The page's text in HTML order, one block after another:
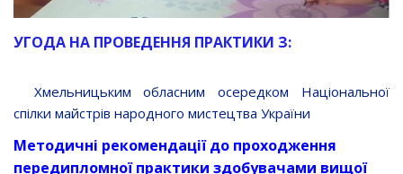
УГОДА НА ПРОВЕДЕННЯ ПРАКТИКИ З:
Хмельницьким обласним осередком Національної
спілки майстрів народного мистецтва України
Методичні рекомендації до проходження
передипломної практики здобувачами вищої